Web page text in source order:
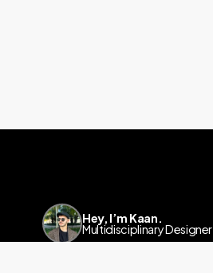
Hey, I’m Kaan.
Multidisciplinary Designer